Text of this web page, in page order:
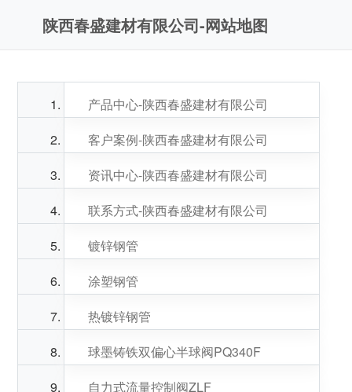
陕西春盛建材有限公司-网站地图
产品中心-陕西春盛建材有限公司
客户案例-陕西春盛建材有限公司
资讯中心-陕西春盛建材有限公司
联系方式-陕西春盛建材有限公司
镀锌钢管
涂塑钢管
热镀锌钢管
球墨铸铁双偏心半球阀PQ340F
自力式流量控制阀ZLF